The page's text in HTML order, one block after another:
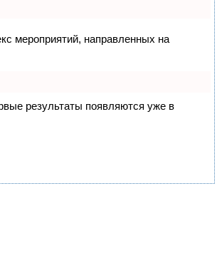
мероприятий, направленных на
результаты появляются уже в